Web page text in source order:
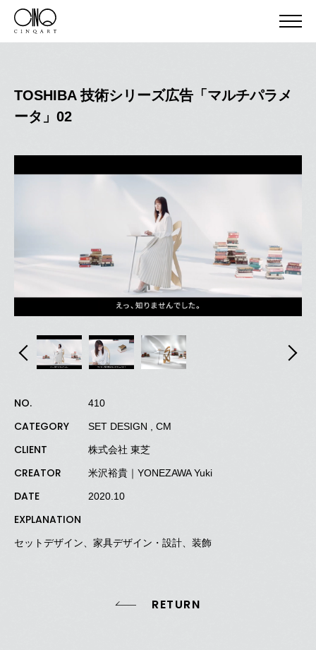
TOSHIBA 技術シリーズ広告「マルチパラメ
ータ」02
NO. 410
CATEGORY SET DESIGN , CM
CLIENT 株式会社 東芝
CREATOR 米沢裕貴｜YONEZAWA Yuki
DATE 2020.10
EXPLANATION
セットデザイン、家具デザイン・設計、装飾
RETURN